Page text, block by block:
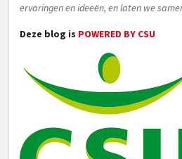
ervaringen en ideeën, en laten we
Deze blog is POWERED BY CSU